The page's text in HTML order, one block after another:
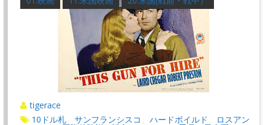
tigerace
10ドル札 、サンフランシスコ 、ハードボイルド ロスアン